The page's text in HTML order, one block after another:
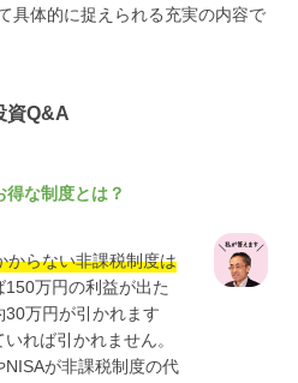
具体的に捉えられる充実の内容で
資Q&A
な制度とは？
からない非課税制度は
150万円の利益が出た
万円が引かれます
れば引かれません。
が非課税制度の代